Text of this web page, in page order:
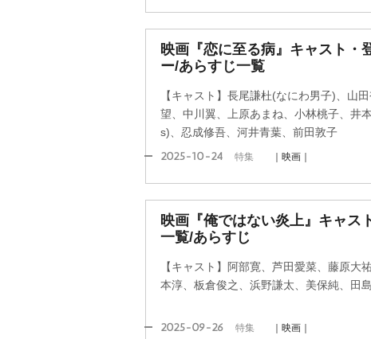
映画『恋に至る病』キャスト・
ー/あらすじ一覧
【キャスト】長尾謙杜(なにわ男子)、山
望、中川翼、上原あまね、小林桃子、井
s)、忍成修吾、河井青葉、前田敦子
2025-10-24 特集 ｜映画｜
映画『俺ではない炎上』キャス
一覧/あらすじ
【キャスト】阿部寛、芦田愛菜、藤原大
本淳、板倉俊之、浜野謙太、美保純、田
2025-09-26 特集 ｜映画｜